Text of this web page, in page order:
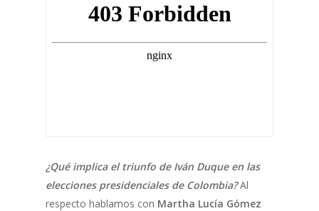
¿Qué implica el triunfo de Iván Duque en las
elecciones presidenciales de Colombia?Al
respecto hablamos con Martha Lucía Gómez